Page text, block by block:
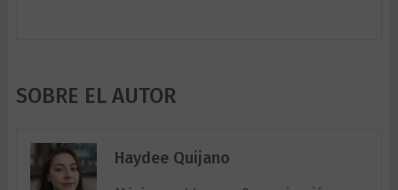
SOBRE EL AUTOR
Haydee Quijano